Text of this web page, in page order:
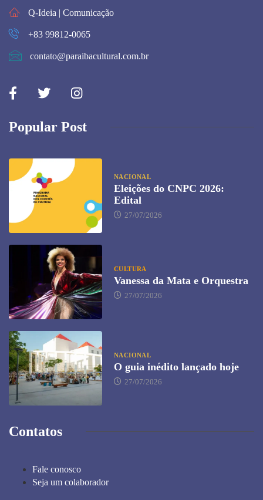
Q-Ideia | Comunicação
+83 99812-0065
contato@paraibacultural.com.br
Popular Post
NACIONAL
Eleições do CNPC 2026:
Edital
27/07/2026
CULTURA
Vanessa da Mata e Orquestra
27/07/2026
NACIONAL
O guia inédito lançado hoje
27/07/2026
Contatos
Fale conosco
Seja um colaborador